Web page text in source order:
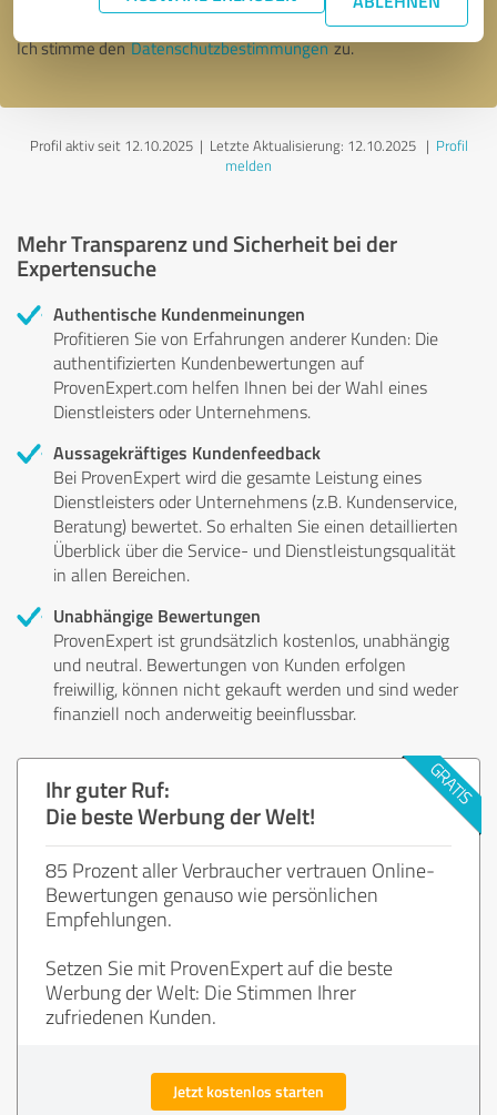
Ich stimme denDatenschutzbestimmungenzu.
Profil aktiv seit 12.10.2025 | Letzte Aktualisierung: 12.10.2025| Profil
melden
Mehr Transparenz und Sicherheit bei der
Expertensuche
Authentische Kundenmeinungen
Profitieren Sie von Erfahrungen anderer Kunden: Die
authentifizierten Kundenbewertungen auf
ProvenExpert.com helfen Ihnen bei der Wahl eines
Dienstleisters oder Unternehmens.
Aussagekräftiges Kundenfeedback
Bei ProvenExpert wird die gesamte Leistung eines
Dienstleisters oder Unternehmens (z.B. Kundenservice,
Beratung) bewertet. So erhalten Sie einen detaillierten
Überblick über die Service- und Dienstleistungsqualität
in allen Bereichen.
Unabhängige Bewertungen
ProvenExpert ist grundsätzlich kostenlos, unabhängig
und neutral. Bewertungen von Kunden erfolgen
freiwillig, können nicht gekauft werden und sind weder
finanziell noch anderweitig beeinflussbar.
Ihr guter Ruf:
Die beste Werbung der Welt!
85 Prozent aller Verbraucher vertrauen Online-
Bewertungen genauso wie persönlichen
Empfehlungen.
Setzen Sie mit ProvenExpert auf die beste
Werbung der Welt: Die Stimmen Ihrer
zufriedenen Kunden.
Jetzt kostenlos starten